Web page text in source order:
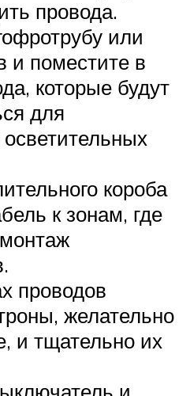
провода.
или
и поместите в
которые будут
для
короба
к зонам, где
проводов
желательно
и тщательно их